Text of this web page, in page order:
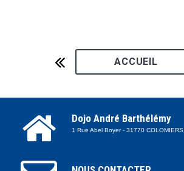
 ACCUEIL
 Dojo André Barthélémy
1 Rue Abel Boyer - 31770 COLOMIERS